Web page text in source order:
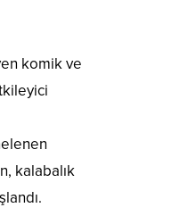
komik ve
kalabalık